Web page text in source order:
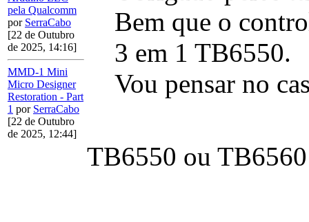
pela Qualcomm
por SerraCabo
[22 de Outubro
de 2025, 14:16]
MMD-1 Mini
Micro Designer
Restoration - Part
1 por SerraCabo
[22 de Outubro
de 2025, 12:44]
Bem que o
3 em 1 TB6550.
Vou pensar no
TB6550 ou